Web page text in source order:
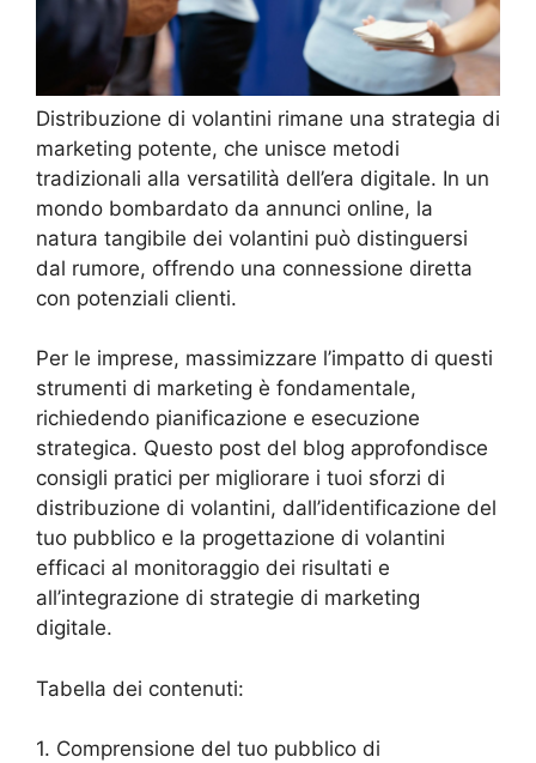
Distribuzione di volantini rimane una strategia di
marketing potente, che unisce metodi
tradizionali alla versatilità dell’era digitale. In un
mondo bombardato da annunci online, la
natura tangibile dei volantini può distinguersi
dal rumore, offrendo una connessione diretta
con potenziali clienti.
Per le imprese, massimizzare l’impatto di questi
strumenti di marketing è fondamentale,
richiedendo pianificazione e esecuzione
strategica. Questo post del blog approfondisce
consigli pratici per migliorare i tuoi sforzi di
distribuzione di volantini, dall’identificazione del
tuo pubblico e la progettazione di volantini
efficaci al monitoraggio dei risultati e
all’integrazione di strategie di marketing
digitale.
Tabella dei contenuti:
1. Comprensione del tuo pubblico di